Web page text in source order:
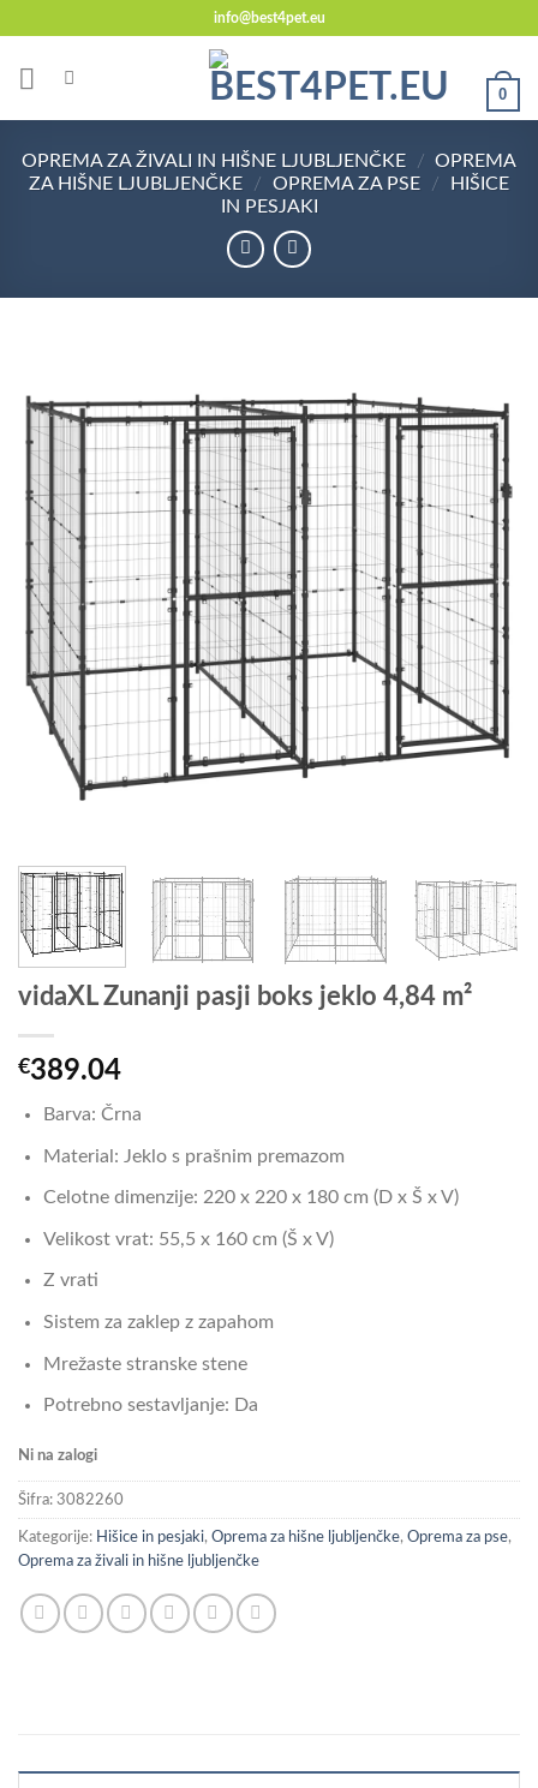
vsebino
info@best4pet.eu
0
OPREMA ZA ŽIVALI IN HIŠNE LJUBLJENČKE / OPREMA
ZA HIŠNE LJUBLJENČKE
/ OPREMA ZA PSE /
HIŠICE
IN PESJAKI
vidaXL Zunanji pasji boks jeklo 4,84 m²
€389.04
Barva: Črna
Material: Jeklo s prašnim premazom
Celotne dimenzije: 220 x 220 x 180 cm (D x Š x V)
Velikost vrat: 55,5 x 160 cm (Š x V)
Z vrati
Sistem za zaklep z zapahom
Mrežaste stranske stene
Potrebno sestavljanje: Da
Ni na zalogi
Šifra: 3082260
Kategorije: Hišice in pesjaki, Oprema za hišne ljubljenčke, Oprema za pse,
Oprema za živali in hišne ljubljenčke